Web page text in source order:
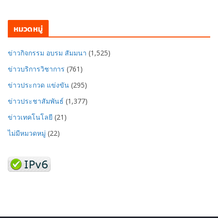
หมวดหมู่
ข่าวกิจกรรม อบรม สัมมนา (1,525)
ข่าวบริการวิชาการ (761)
ข่าวประกวด แข่งขัน (295)
ข่าวประชาสัมพันธ์ (1,377)
ข่าวเทคโนโลยี (21)
ไม่มีหมวดหมู่ (22)